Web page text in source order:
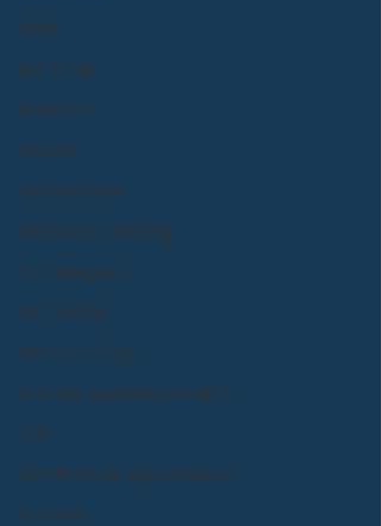
MAN
Bac STHR
Erasmus+
MCCDR
International
Formation Yachting
Eco-délégués
MC Traiteur
Anciens élèves
Activités sportives et UNSS
CCA
Certificats de spécialisation
Portraits